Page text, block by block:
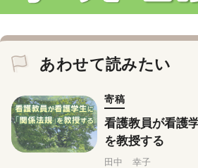
あわせて読みたい
寄稿
看護教員が看護
を教授する
田中 幸子